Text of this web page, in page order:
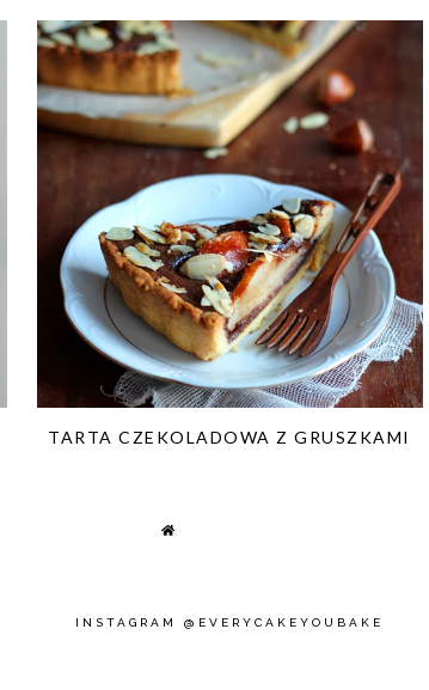
TARTA CZEKOLADOWA Z GRUSZKAMI
INSTAGRAM @EVERYCAKEYOUBAKE